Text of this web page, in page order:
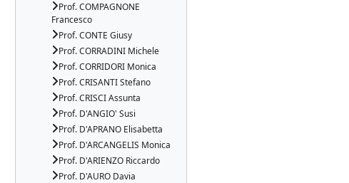
Prof. COMPAGNONE
Francesco
Prof. CONTE Giusy
Prof. CORRADINI Michele
Prof. CORRIDORI Monica
Prof. CRISANTI Stefano
Prof. CRISCI Assunta
Prof. D'ANGIO' Susi
Prof. D'APRANO Elisabetta
Prof. D'ARCANGELIS Monica
Prof. D'ARIENZO Riccardo
Prof. D'AURO Davia